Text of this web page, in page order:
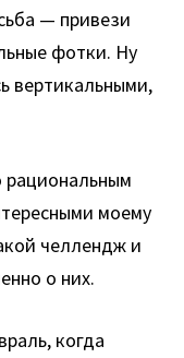
— привези
фотки. Ну
вертикальными,
моему
челлендж и
о них.
когда